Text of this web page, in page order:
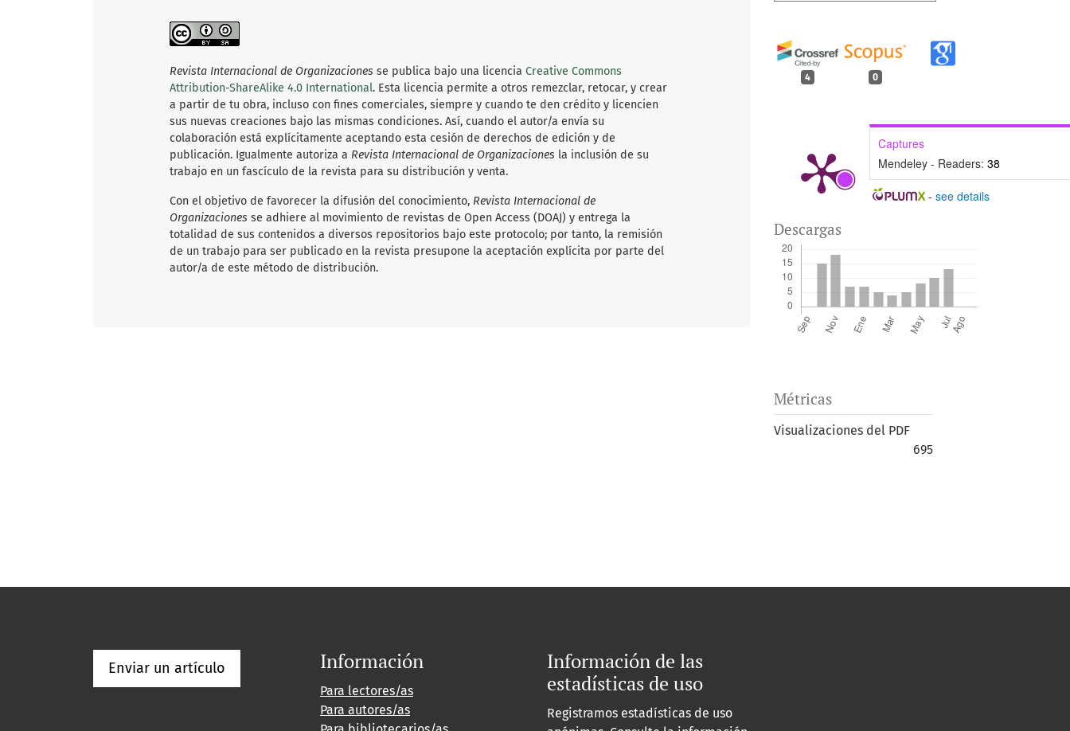
4 0
Captures
Mendeley - Readers: 38
- see details
Descargas
Métricas
Visualizaciones del PDF
695
Revista Internacional de Organizaciones se publica bajo una licencia Creative Commons
Attribution-ShareAlike 4.0 International. Esta licencia permite a otros remezclar, retocar, y crear
a partir de tu obra, incluso con fines comerciales, siempre y cuando te den crédito y licencien
sus nuevas creaciones bajo las mismas condiciones. Así, cuando el autor/a envía su
colaboración está explícitamente aceptando esta cesión de derechos de edición y de
publicación. Igualmente autoriza a Revista Internacional de Organizaciones la inclusión de su
trabajo en un fascículo de la revista para su distribución y venta.
Con el objetivo de favorecer la difusión del conocimiento, Revista Internacional de
Organizaciones se adhiere al movimiento de revistas de Open Access (DOAJ) y entrega la
totalidad de sus contenidos a diversos repositorios bajo este protocolo; por tanto, la remisión
de un trabajo para ser publicado en la revista presupone la aceptación explícita por parte del
autor/a de este método de distribución.
Enviar un artículo Información
Para lectores/as
Para autores/as
Información de las
estadísticas de uso
Registramos estadísticas de uso